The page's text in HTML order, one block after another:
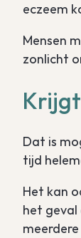
eczeem
Mensen
zonlicht
Dat is
tijd
Het kan
het